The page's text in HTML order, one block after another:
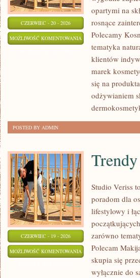
CZERWIEC - 20 - 2026
MOŻLIWOŚĆ KOMENTOWANIA EKO-
MAKIJAŻ
opartymi na
rosnące
Polecamy
tematyka
klientów
marek
się na
odżywianiem
POSTED BY ADMIN
CZERWIEC - 19 - 2026
MOŻLIWOŚĆ KOMENTOWANIA TRENDY
NOWOŚCI
Studio Veriss
poradom dla
lifestylowy i
zarówno
Polecam
skupia się
wyłącznie do